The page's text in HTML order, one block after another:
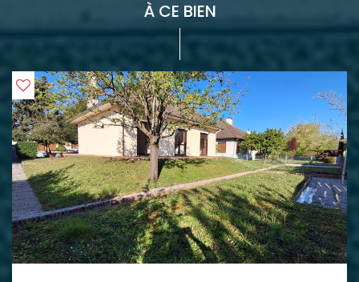
À CE BIEN